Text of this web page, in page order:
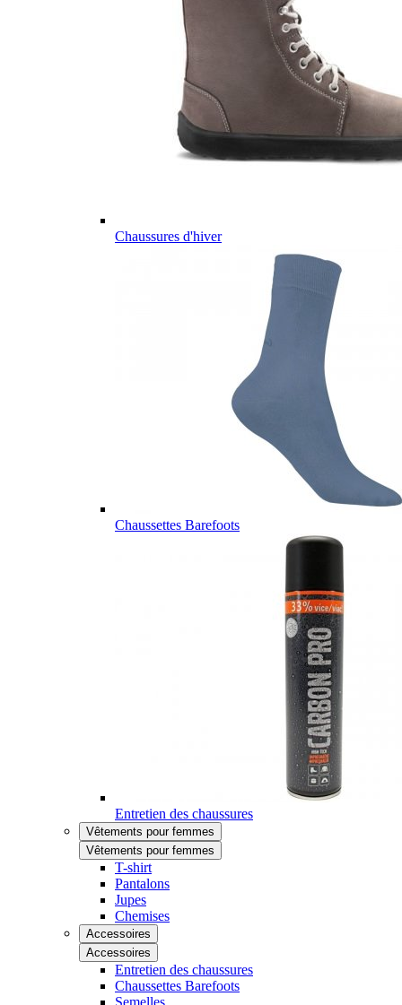
Chaussures d'hiver
Chaussettes Barefoots
Entretien des chaussures
Vêtements pour femmes
Vêtements pour femmes
T-shirt
Pantalons
Jupes
Chemises
Accessoires
Accessoires
Entretien des chaussures
Chaussettes Barefoots
Semelles